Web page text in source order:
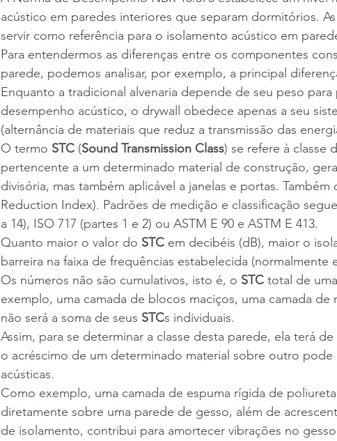
acústico em paredes interiores que separam dormitórios.
servir como referência para o isolamento acústico em
Para entendermos as diferenças entre os componentes
parede, podemos analisar, por exemplo, a principal
Enquanto a tradicional alvenaria depende de seu peso
desempenho acústico, o drywall obedece apenas a seu
(alternância de materiais que reduz a transmissão das
O termo STC (Sound Transmission Class) se refere à classe
pertencente a um determinado material de construção,
divisória, mas também aplicável a janelas e portas. Também
Reduction Index). Padrões de medição e classificação
a 14), ISO 717 (partes 1 e 2) ou ASTM E 90 e ASTM E 413.
Quanto maior o valor do STC em decibéis (dB), maior o
barreira na faixa de frequências estabelecida (normalmente
Os números não são cumulativos, isto é, o STC total de
exemplo, uma camada de blocos maciços, uma camada
não será a soma de seus STCs individuais.
Assim, para se determinar a classe desta parede, ela terá
o acréscimo de um determinado material sobre outro pode
acústicas.
Como exemplo, uma camada de espuma rígida de
diretamente sobre uma parede de gesso, além de
de isolamento, contribui para amortecer vibrações no